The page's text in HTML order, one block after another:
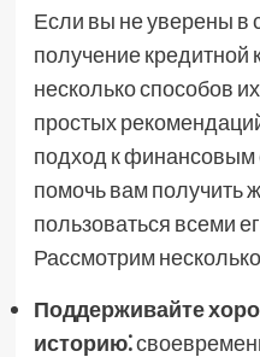
Если вы не уверены в
получение
несколько способов
простых
подход к финансовым
помочь вам получить
пользоваться всеми
Рассмотрим
Поддерживайте
историю⁚